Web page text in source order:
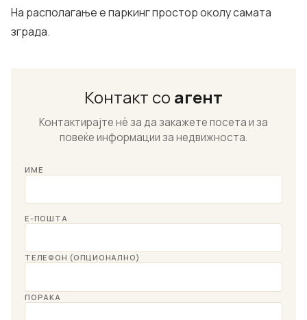
На располагање е паркинг простор околу самата
зграда.
Контакт со агент
Контактирајте нѐ за да закажете посета и за
повеќе информации за недвижноста.
ИМЕ
Е-ПОШТА
ТЕЛЕФОН (ОПЦИОНАЛНО)
ПОРАКА